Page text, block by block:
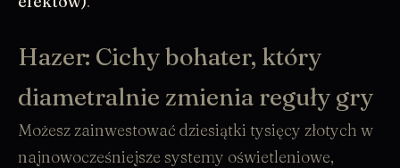
Hazer: Cichy bohater, który
diametralnie zmienia reguły gry
Możesz zainwestować dziesiątki tysięcy złotych w
najnowocześniejsze systemy oświetleniowe,